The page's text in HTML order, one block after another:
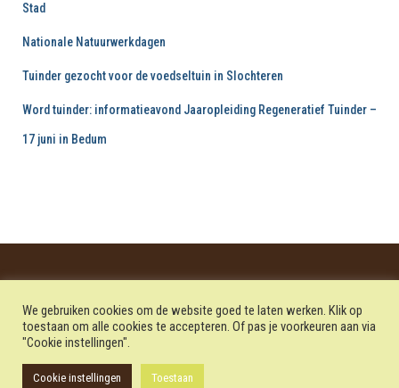
Stad
Nationale Natuurwerkdagen
Tuinder gezocht voor de voedseltuin in Slochteren
Word tuinder: informatieavond Jaaropleiding Regeneratief Tuinder –
17 juni in Bedum
PRIVACY VERKLARING FINANCIËLE JAARVERSLAGEN
Hestia | Ontwikkeld door
We gebruiken cookies om de website goed te laten werken. Klik op
toestaan om alle cookies te accepteren. Of pas je voorkeuren aan via
"Cookie instellingen".
Cookie instellingen Toestaan